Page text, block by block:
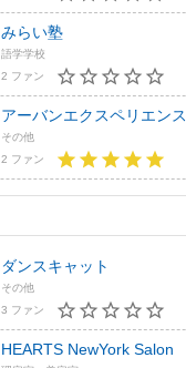
みらい塾
語学学校
2 ファン
アーバンエクスペリエンス
その他
2 ファン
ダンスキャット
その他
3 ファン
HEARTS NewYork Salon